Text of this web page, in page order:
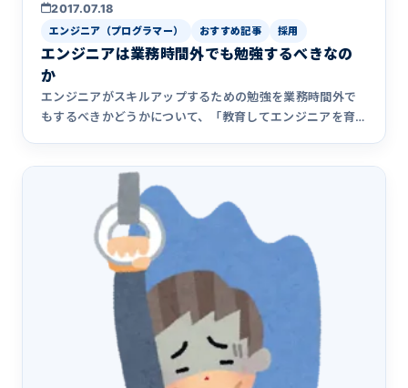
2017.07.18
エンジニア（プログラマー） おすすめ記事 採用
エンジニアは業務時間外でも勉強するべきなの
か
エンジニアがスキルアップするための勉強を業務時間外で
もするべきかどうかについて、「教育してエンジニアを育